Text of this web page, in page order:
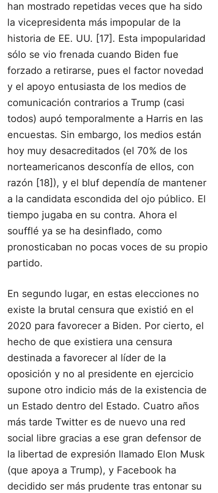
han mostrado repetidas veces que ha sido
la vicepresidenta más impopular de la
historia de EE. UU. [17]. Esta impopularidad
sólo se vio frenada cuando Biden fue
forzado a retirarse, pues el factor novedad
y el apoyo entusiasta de los medios de
comunicación contrarios a Trump (casi
todos) aupó temporalmente a Harris en las
encuestas. Sin embargo, los medios están
hoy muy desacreditados (el 70% de los
norteamericanos desconfía de ellos, con
razón [18]), y el bluf dependía de mantener
a la candidata escondida del ojo público. El
tiempo jugaba en su contra. Ahora el
soufflé ya se ha desinflado, como
pronosticaban no pocas voces de su propio
partido.
En segundo lugar, en estas elecciones no
existe la brutal censura que existió en el
2020 para favorecer a Biden. Por cierto, el
hecho de que existiera una censura
destinada a favorecer al líder de la
oposición y no al presidente en ejercicio
supone otro indicio más de la existencia de
un Estado dentro del Estado. Cuatro años
más tarde Twitter es de nuevo una red
social libre gracias a ese gran defensor de
la libertad de expresión llamado Elon Musk
(que apoya a Trump), y Facebook ha
decidido ser más prudente tras entonar su